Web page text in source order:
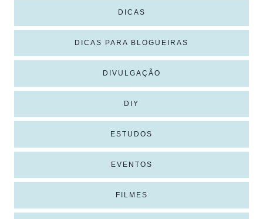
DICAS
DICAS PARA BLOGUEIRAS
DIVULGAÇÃO
DIY
ESTUDOS
EVENTOS
FILMES